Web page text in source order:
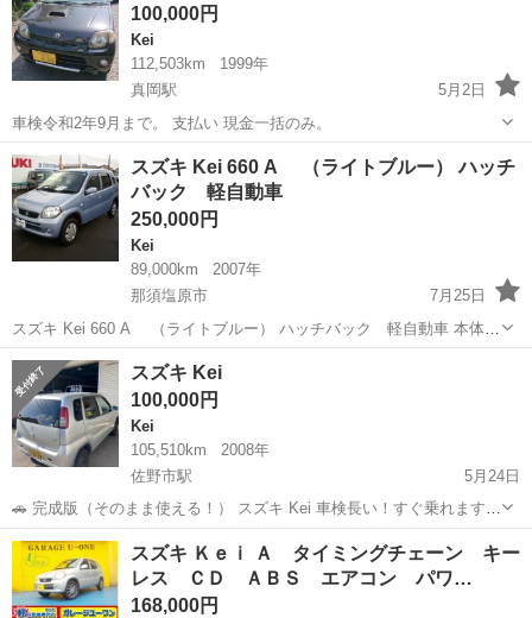
ウィンドウ ...
100,000円
Kei
112,503km
1999年
真岡駅
5月2日
車検令和2年9月まで。 支払い 現金一括のみ。
栃木 真岡市 真岡駅 コミコミ
スズキ Kei 660 A （ライトブルー） ハッチ
バック 軽自動車
250,000円
Kei
89,000km
2007年
那須塩原市
7月25日
スズキ Kei 660 A （ライトブルー） ハッチバック 軽自動車 本体価
格 250,000円 支払総額 350,000円 年式(初度登録年):2007(H19) ワンオ
ーナー:○ 走行距離:8.9万km 修復歴:...
栃木 那須塩原市
スズキ Kei
100,000円
Kei
105,510km
2008年
佐野市駅
5月24日
🚗 完成版（そのまま使える！） スズキ Kei 車検長い！すぐ乗れます！
コミコミ価格！ ご覧いただきありがとうございます。 スズキ Kei の出
品です。 🔹基本情報 ・メーカー：スズキ ・車種：Kei ・年式：平成
2...
栃木 佐野市 佐野市駅 注意点
スズキ Ｋｅｉ Ａ タイミングチェーン キー
レス ＣＤ ＡＢＳ エアコン パワ…
168,000円